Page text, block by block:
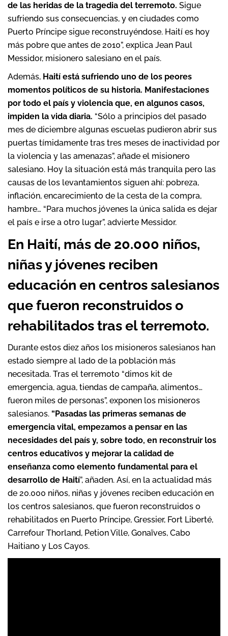
de las heridas de la tragedia del terremoto. Sigue
sufriendo sus consecuencias, y en ciudades como
Puerto Príncipe sigue reconstruyéndose. Haití es hoy
más pobre que antes de 2010”, explica Jean Paul
Messidor, misionero salesiano en el país.
Además, Haití está sufriendo uno de los peores
momentos políticos de su historia. Manifestaciones
por todo el país y violencia que, en algunos casos,
impiden la vida diaria. “Sólo a principios del pasado
mes de diciembre algunas escuelas pudieron abrir sus
puertas tímidamente tras tres meses de inactividad por
la violencia y las amenazas”, añade el misionero
salesiano. Hoy la situación está más tranquila pero las
causas de los levantamientos siguen ahí: pobreza,
inflación, encarecimiento de la cesta de la compra,
hambre… “Para muchos jóvenes la única salida es dejar
el país e irse a otro lugar”, advierte Messidor.
En Haití, más de 20.000 niños,
niñas y jóvenes reciben
educación en centros salesianos
que fueron reconstruidos o
rehabilitados tras el terremoto.
Durante estos diez años los misioneros salesianos han
estado siempre al lado de la población más
necesitada. Tras el terremoto “dimos kit de
emergencia, agua, tiendas de campaña, alimentos…
fueron miles de personas”, exponen los misioneros
salesianos. “Pasadas las primeras semanas de
emergencia vital, empezamos a pensar en las
necesidades del país y, sobre todo, en reconstruir los
centros educativos y mejorar la calidad de
enseñanza como elemento fundamental para el
desarrollo de Haití”, añaden. Así, en la actualidad más
de 20.000 niños, niñas y jóvenes reciben educación en
los centros salesianos, que fueron reconstruidos o
rehabilitados en Puerto Príncipe, Gressier, Fort Liberté,
Carrefour Thorland, Petion Ville, Gonaïves, Cabo
Haitiano y Los Cayos.